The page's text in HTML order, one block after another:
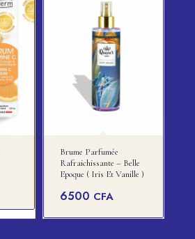
Brume Parfumée
Rafraichissante – Belle
Epoque ( Iris Et Vanille )
6500 CFA